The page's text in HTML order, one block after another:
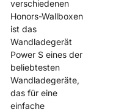
verschiedenen
Honors-Wallboxen
ist das
Wandladegerät
Power S eines der
beliebtesten
Wandladegeräte,
das für eine
einfache